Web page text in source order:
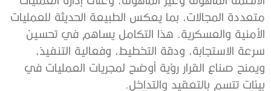
متعددة المجالات، بما يعكس الطبيعة الحديثة للعمليات
الأمنية والعسكرية. هذا التكامل يساهم في تحسين
سرعة الاستجابة، ودقة التخطيط، وفعالية التنفيذ،
ويمنح صناع القرار رؤية أوضح لمجريات العمليات في
بيئات تتسم بالتعقيد والتداخل.